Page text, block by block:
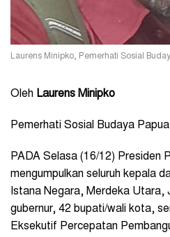
Laurens Minipko, Pemerhati Sosial
Oleh Laurens Minipko
Pemerhati Sosial Budaya Papua
PADA Selasa (16/12) Presiden
mengumpulkan seluruh kepala
Istana Negara, Merdeka Utara,
gubernur, 42 bupati/wali kota,
Eksekutif Percepatan